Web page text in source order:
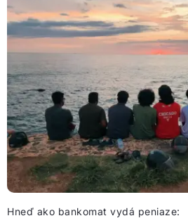
Hneď ako bankomat vydá peniaze: